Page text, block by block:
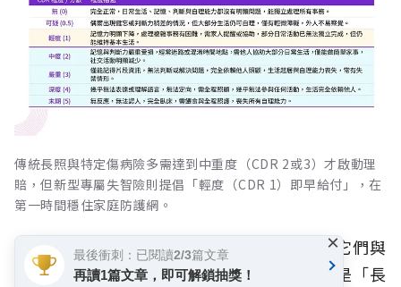
傳統長照與特定傷病險多需達到中重度（CDR 2或3）才啟動理
賠，但新型專屬失智險則提倡「輕度（CDR 1）即早給付」，在
第一時間穩住家庭防護網。
然而深入檢視各類保險商品的內容，會發現它們與
失智家庭的實際需求可能存在部分差異。像是「長
最後衝刺：已閱讀2/3篇文章
再讀1篇文章，即可解鎖抽獎！
×